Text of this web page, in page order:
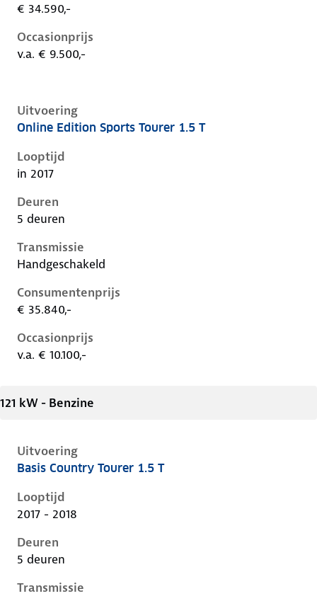
€ 34.590,-
Occasionprijs
v.a. € 9.500,-
Uitvoering
Opel Insignia b, sports tourer 1.5 t, 103 kW, Benzine,
Online Edition Sports Tourer 1.5 T
Looptijd
in 2017
Deuren
5 deuren
Transmissie
Handgeschakeld
Consumentenprijs
€ 35.840,-
Occasionprijs
v.a. € 10.100,-
121 kW - Benzine
Uitvoering
Opel Insignia b, country tourer 1.5 t, 121 kW,
Basis Country Tourer 1.5 T
Looptijd
2017 - 2018
Deuren
5 deuren
Transmissie